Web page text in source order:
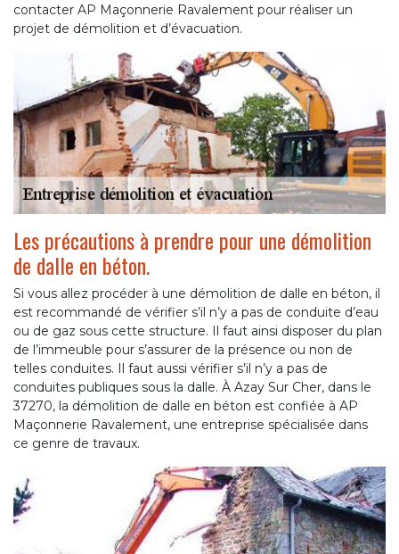
contacter AP Maçonnerie Ravalement pour réaliser un
projet de démolition et d’évacuation.
Les précautions à prendre pour une démolition
de dalle en béton.
Si vous allez procéder à une démolition de dalle en béton, il
est recommandé de vérifier s’il n’y a pas de conduite d’eau
ou de gaz sous cette structure. Il faut ainsi disposer du plan
de l’immeuble pour s’assurer de la présence ou non de
telles conduites. Il faut aussi vérifier s’il n’y a pas de
conduites publiques sous la dalle. À Azay Sur Cher, dans le
37270, la démolition de dalle en béton est confiée à AP
Maçonnerie Ravalement, une entreprise spécialisée dans
ce genre de travaux.